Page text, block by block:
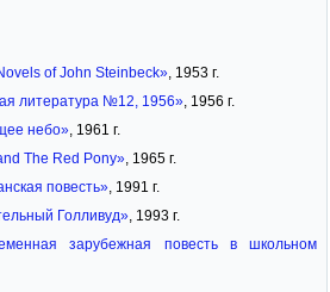
of John Steinbeck», 1953 г.
литература №12, 1956», 1956 г.
небо», 1961 г.
The Red Pony», 1965 г.
повесть», 1991 г.
Голливуд», 1993 г.
зарубежная повесть в школьном